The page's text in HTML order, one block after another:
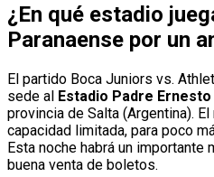
¿En qué estadio
Paranaense por un
El partido Boca Juniors vs.
sede al Estadio Padre
provincia de Salta (Argentina).
capacidad limitada, para poco
Esta noche habrá un importante
buena venta de boletos.